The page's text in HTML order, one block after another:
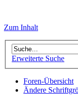
Zum Inhalt
Erweiterte Suche
Foren-Übersicht
Ändere